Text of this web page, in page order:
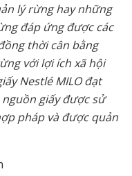
lý rừng hay những
đáp ứng được các
thời cân bằng
với lợi ích xã hội
Nestlé MILO đạt
nguồn giấy được sử
pháp và được quản